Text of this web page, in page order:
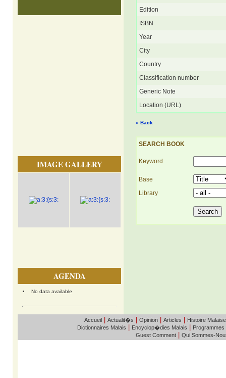
IMAGE GALLERY
AGENDA
No data available
Edition
ISBN
Year
City
Country
Classification number
Generic Note
Location (URL)
« Back
SEARCH BOOK
Keyword
Base
Library
Accueil| Actualit�s Opinion| Articles Histoire Malaise
Dictionnaires Malais Encyclop�dies Malais Programmes
Guest Comment Qui Sommes-